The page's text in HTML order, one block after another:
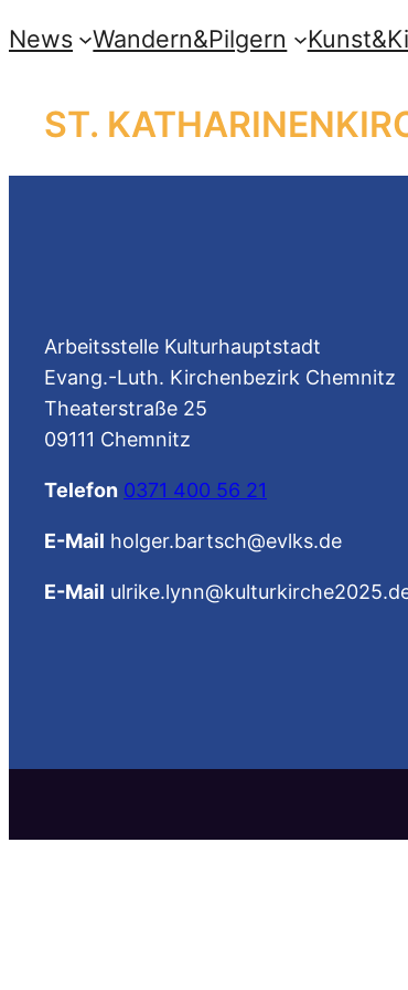
na
News Wandern&Pilgern
ST.
Arbeitsstelle Kulturhauptstadt
Evang.-Luth. Kirchenbezirk Chemnitz
Theaterstraße 25
09111 Chemnitz
Telefon 0371 400 56 21
E-Mail holger.bartsch@evlks.de
E-Mail